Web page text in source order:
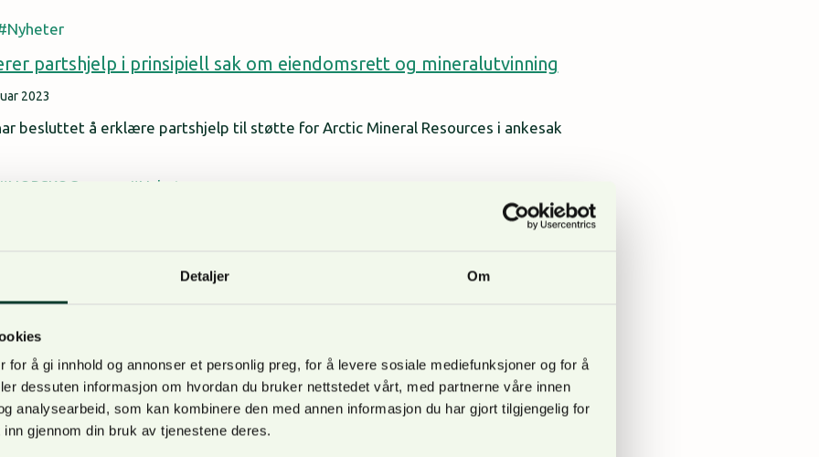
Detaljer Om
for å gi innhold og annonser et personlig preg, for å levere sosiale mediefunksjoner og for å
dessuten informasjon om hvordan du bruker nettstedet vårt, med partnerne våre innen
analysearbeid, som kan kombinere den med annen informasjon du har gjort tilgjengelig for
gjennom din bruk av tjenestene deres.
Nyheter
partshjelp i prinsipiell sak om eiendomsrett og mineralutvinning
2023
besluttet å erklære partshjelp til støtte for Arctic Mineral Resources i ankesak
NORSKOG mener Nyheter
en god idé?
og Viken fikk i februar 2020 i oppdrag å starte en verneprosess for en
Ideen om nasjonalpark i marka kom på initativ fra Østmarkas Venner våren
har saken vært mye omdiskutert, og er nå på høring.
NORSKOG mener
i Hedmark